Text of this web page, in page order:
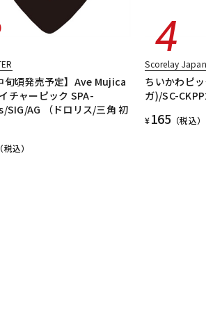
旬頃発売予定】Ave Mujica
チャーピック SPA-
SIG/AG （ドロリス/三角 初
（税込）
Scorelay Japan
ちいかわピ
ガ)/SC-
¥165 （税込）